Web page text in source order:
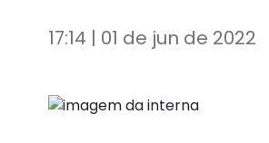
17:14 | 01 de jun de 2022